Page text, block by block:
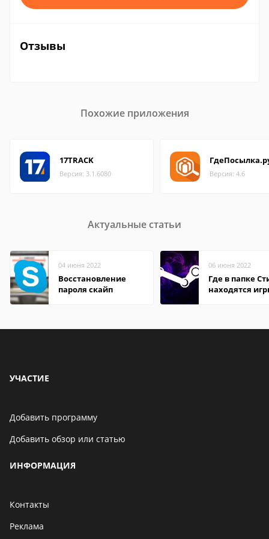
Отзывы
Похожие приложения
17TRACK
Версия: 3.1.6080 Версия: 4.6
Актуальные статьи
04 июня 2022
Восстановление
пароля скайп
06 июня 2022
Где в папке
находятся
УЧАСТИЕ
Добавить программу
Добавить обзор или статью
ИНФОРМАЦИЯ
Контакты
Реклама